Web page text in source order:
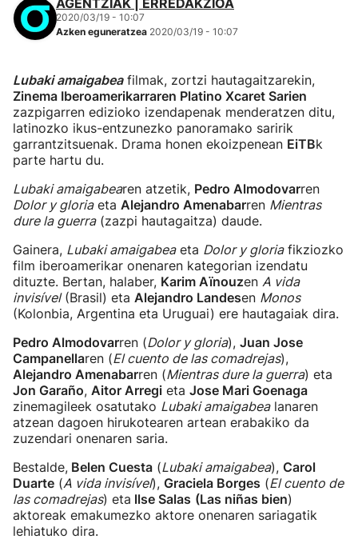
AGENTZIAK | ERREDAKZIOA
2020/03/19 - 10:07
Azken eguneratzea 2020/03/19 - 10:07
Lubaki amaigabeafilmak, zortzi hautagaitzarekin,
Zinema Iberoamerikarraren Platino Xcaret Sarien
zazpigarren edizioko izendapenak menderatzen ditu,
latinozko ikus-entzunezko panoramako saririk
garrantzitsuenak. Drama honen ekoizpenean EiTBk
parte hartu du.
Lubaki amaigabearen atzetik, Pedro Almodovarren
Dolor y gloriaeta Alejandro Amenabarren Mientras
dure la guerra(zazpi hautagaitza) daude.
Gainera, Lubaki amaigabeaeta Dolor y gloriafikziozko
film iberoamerikar onenaren kategorian izendatu
dituzte. Bertan, halaber, Karim Aïnouzen A vida
invisível(Brasil) eta Alejandro Landesen Monos
(Kolonbia, Argentina eta Uruguai) ere hautagaiak dira.
Pedro Almodovarren (Dolor y gloria), Juan Jose
Campanellaren (El cuento de las comadrejas),
Alejandro Amenabarren (Mientras dure la guerra) eta
Jon Garaño, Aitor Arregi eta Jose Mari Goenaga
zinemagileek osatutako Lubaki amaigabealanaren
atzean dagoen hirukotearen artean erabakiko da
zuzendari onenaren saria.
Bestalde, Belen Cuesta (Lubaki amaigabea), Carol
Duarte (A vida invisível), Graciela Borges (El cuento de
las comadrejas) eta llse Salas (Las niñas bien)
aktoreak emakumezko aktore onenaren sariagatik
lehiatuko dira.